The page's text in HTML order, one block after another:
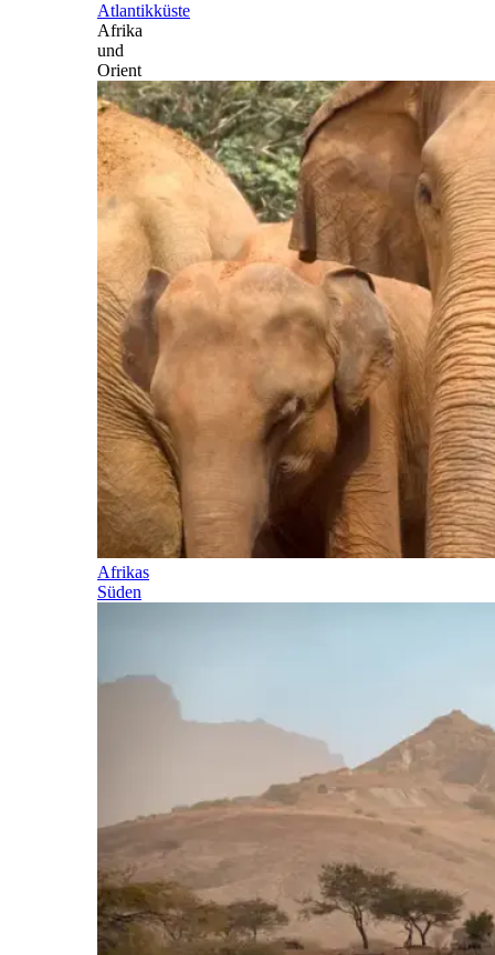
Atlantikküste
Afrika
und
Orient
Afrikas
Süden